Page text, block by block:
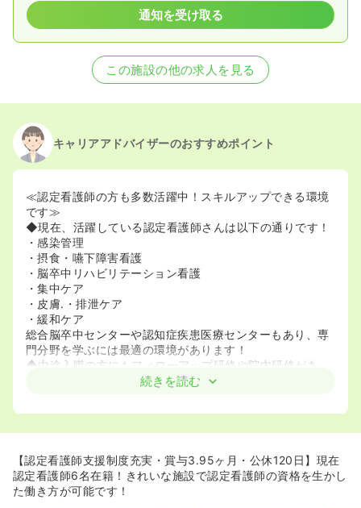
通知を受け取る
この施設の他の求人を見る
キャリアアドバイザーのおすすめポイント
≪認定看護師の方も多数活躍中！スキルアップできる環境
です≫
◆現在、活躍している認定看護師さんは以下の通りです！
・感染管理
・摂食・嚥下障害看護
・脳卒中リハビリテーション看護
・集中ケア
・皮膚.・排泄ケア
・緩和ケア
総合脳卒中センターや認知症疾患医療センターもあり、専
門分野を学ぶには最適の環境があります！
◆中途入職の方にもフィローアップ研修や院内研修があ
り、安心です！全職員との交流会も年に2回（納涼会・忘
度お休みを取られており旅行などにもいけます！勤務と休
日のメリハリのある働き方が可能です。
◆入職日当日から有給が使えます！
続きを読む
【認定看護師支援制度充実・賞与3.95ヶ月・公休120日】現在
認定看護師6名在籍！きれいな施設で認定看護師の資格を生かし
た働き方が可能です！